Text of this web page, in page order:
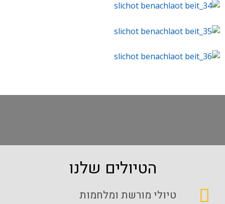
הטיולים שלנו
טיולי מורשת ומלחמות